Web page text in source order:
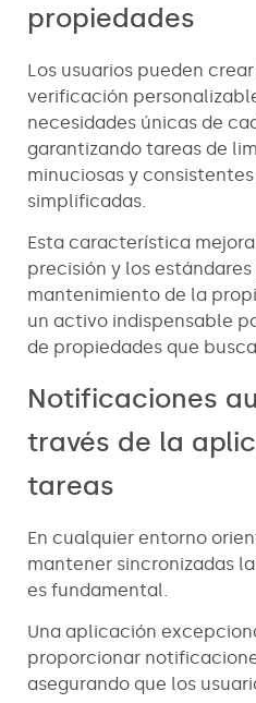
propiedades
Los usuarios pueden
verificación
necesidades únicas de
garantizando tareas de
minuciosas y
simplificadas.
Esta característica
precisión y los
mantenimiento de la
un activo indispensable
de propiedades que
Notificaciones
través de la
tareas
En cualquier entorno
mantener sincronizadas
es fundamental.
Una aplicación
proporcionar
asegurando que los